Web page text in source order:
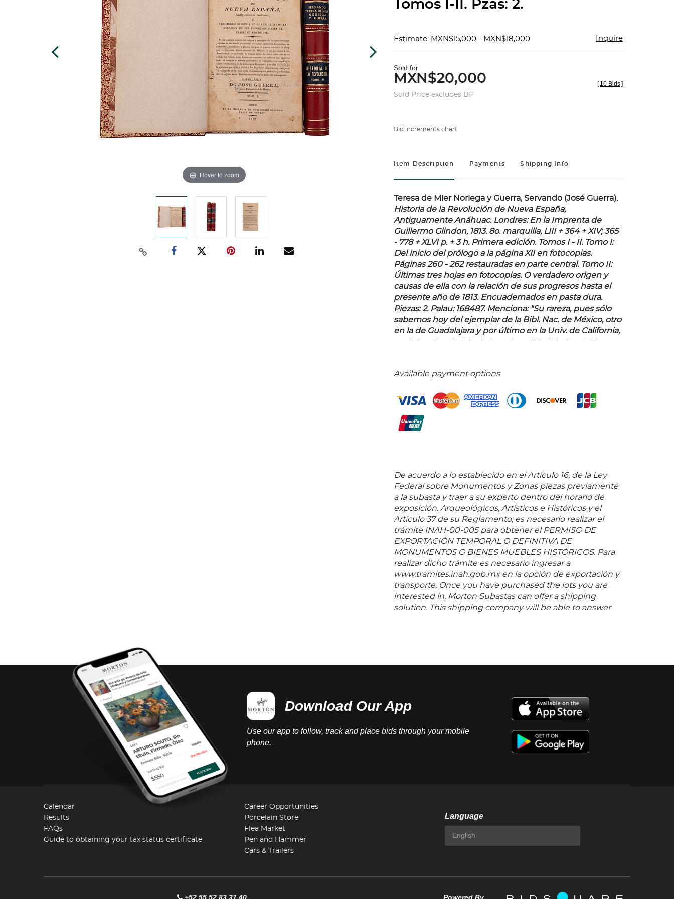
Hover to zoom
Tomos I-II. Pzas: 2.
Estimate: MXN$15,000 - MXN$18,000 Inquire
Sold for
MXN$20,000
Sold Price excludes BP
[ 10 Bids]
Bid increments chart
Item Description Payments Shipping Info
Teresa de Mier Noriega y Guerra, Servando (José Guerra).
Historia de la Revolución de Nueva España,
Antiguamente Anáhuac.Londres: En la Imprenta de
Guillermo Glindon, 1813. 8o. marquilla, LIII + 364 + XIV; 365
- 778 + XLVI p. + 3 h. Primera edición. Tomos I - II. Tomo I:
Del inicio del prólogo a la página XII en fotocopias.
Páginas 260 - 262 restauradas en parte central. Tomo II:
Últimas tres hojas en fotocopias. O verdadero origen y
causas de ella con la relación de sus progresos hasta el
presente año de 1813. Encuadernados en pasta dura.
Piezas: 2. Palau: 168487. Menciona: "Su rareza, pues sólo
sabemos hoy del ejemplar de la Bibl. Nac. de México, otro
en la de Guadalajara y por último en la Univ. de California,
Available payment options
De acuerdo a lo establecido en el Artículo 16, de la Ley
Federal sobre Monumentos y Zonas piezas previamente
a la subasta y traer a su experto dentro del horario de
exposición. Arqueológicos, Artísticos e Históricos y el
Artículo 37 de su Reglamento; es necesario realizar el
trámite INAH-00-005 para obtener el PERMISO DE
EXPORTACIÓN TEMPORAL O DEFINITIVA DE
MONUMENTOS O BIENES MUEBLES HISTÓRICOS. Para
realizar dicho trámite es necesario ingresar a
www.tramites.inah.gob.mx en la opción de exportación y
transporte. Once you have purchased the lots you are
interested in, Morton Subastas can offer a shipping
solution. This shipping company will be able to answer
Download Our App
Use our app to follow, track and place bids through your mobile
phone.
Calendar
Results
FAQs
Guide to obtaining your tax status certificate
Career Opportunities
Porcelain Store
Flea Market
Pen and Hammer
Cars & Trailers
Language
+52 55 52 83 31 40 Powered By